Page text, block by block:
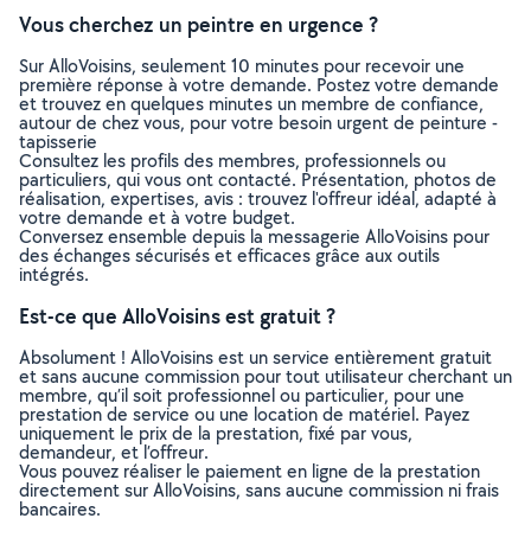
Vous cherchez un peintre en urgence ?
Sur AlloVoisins, seulement 10 minutes pour recevoir une
première réponse à votre demande. Postez votre demande
et trouvez en quelques minutes un membre de confiance,
autour de chez vous, pour votre besoin urgent de peinture -
tapisserie
Consultez les profils des membres, professionnels ou
particuliers, qui vous ont contacté. Présentation, photos de
réalisation, expertises, avis : trouvez l'offreur idéal, adapté à
votre demande et à votre budget.
Conversez ensemble depuis la messagerie AlloVoisins pour
des échanges sécurisés et efficaces grâce aux outils
intégrés.
Est-ce que AlloVoisins est gratuit ?
Absolument ! AlloVoisins est un service entièrement gratuit
et sans aucune commission pour tout utilisateur cherchant un
membre, qu’il soit professionnel ou particulier, pour une
prestation de service ou une location de matériel. Payez
uniquement le prix de la prestation, fixé par vous,
demandeur, et l’offreur.
Vous pouvez réaliser le paiement en ligne de la prestation
directement sur AlloVoisins, sans aucune commission ni frais
bancaires.